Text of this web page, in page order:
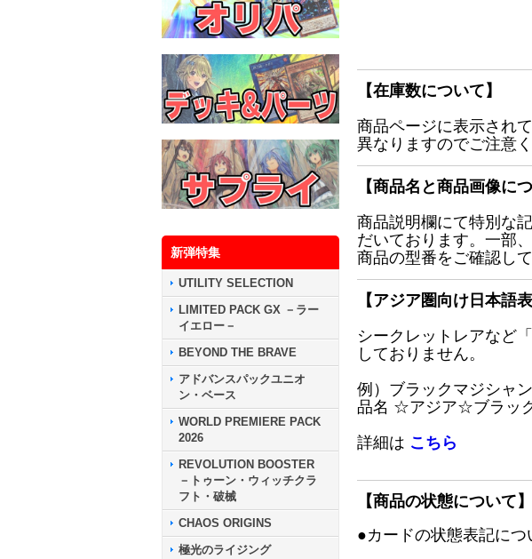
新弾特集
UTILITY SELECTION
LIMITED PACK GX －ラー
イエロー－
BEYOND THE BRAVE
アドバンスパックユニオ
ン・ベース
WORLD PREMIERE PACK
2026
REVOLUTION BOOSTER
－トゥーン・ウィッチクラ
フト・破械
CHAOS ORIGINS
極光のライジング
【在庫数について】
商品ページに表示され
異なりますのでご注意く
【商品名と商品画像につ
商品説明欄にて特別な
だいております。一部
商品の型番をご確認し
【アジア圏向け日本語
シークレットレアなど
しておりません。
例）ブラックマジシャ
品名 ☆アジア☆ブラッ
詳細は こちら
【商品の状態について】
●カードの状態表記につ